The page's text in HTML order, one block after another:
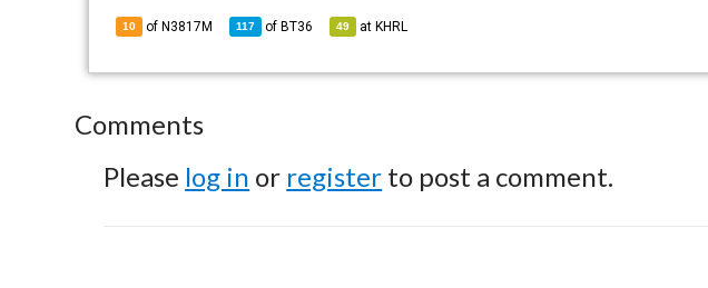
10 of N3817M 117 of BT36 49 at KHRL
Comments
Please log in or register to post a comment.